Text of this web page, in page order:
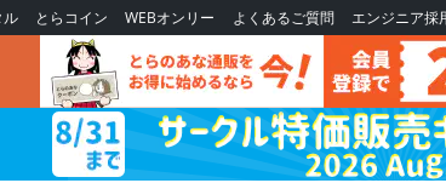
ル とらコイン WEBオンリー よくあるご質問 エンジニア採